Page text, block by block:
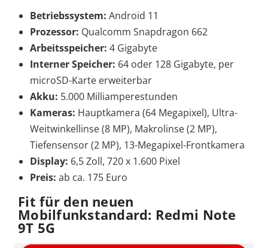
Betriebssystem: Android 11
Prozessor: Qualcomm Snapdragon 662
Arbeitsspeicher: 4 Gigabyte
Interner Speicher: 64 oder 128 Gigabyte, per
microSD-Karte erweiterbar
Akku: 5.000 Milliamperestunden
Kameras: Hauptkamera (64 Megapixel), Ultra-
Weitwinkellinse (8 MP), Makrolinse (2 MP),
Tiefensensor (2 MP), 13-Megapixel-Frontkamera
Display: 6,5 Zoll, 720 x 1.600 Pixel
Preis: ab ca. 175 Euro
Fit für den neuen
Mobilfunkstandard: Redmi Note
9T 5G